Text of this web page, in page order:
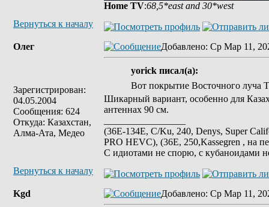
Home TV:68,5*east and 30*west
Вернуться к началу
Олег
Зарегистрирован:
04.05.2004
Сообщения: 624
Откуда: Казахстан,
Алма-Ата, Медео
Добавлено: Ср Мар 11,
yorick писал(а):
Вот покрытие Восточного луча
Шикарный вариант, особенно для
антеннах 90 см.
(36E-134E, C/Ku, 240, Denys, Super
PRO HEVC), (36E, 250,Kassegren , на
С идиотами не спорю, с кубаноидами
Вернуться к началу
Kgd Добавлено: Ср Мар 11,